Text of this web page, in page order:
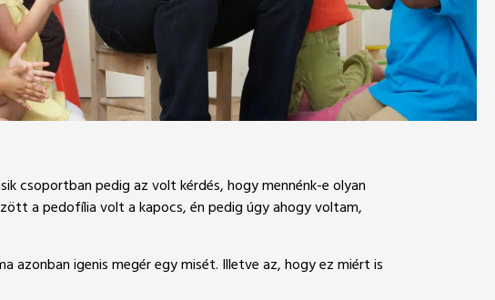
csoportban pedig az volt kérdés, hogy mennénk-e olyan
a pedofília volt a kapocs, én pedig úgy ahogy voltam,
azonban igenis megér egy misét. Illetve az, hogy ez miért is